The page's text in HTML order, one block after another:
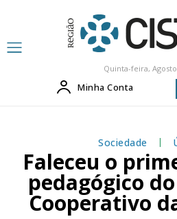
Quinta-feira,
Minha Conta
Sociedade
Faleceu o
pedagógico
Cooperativo